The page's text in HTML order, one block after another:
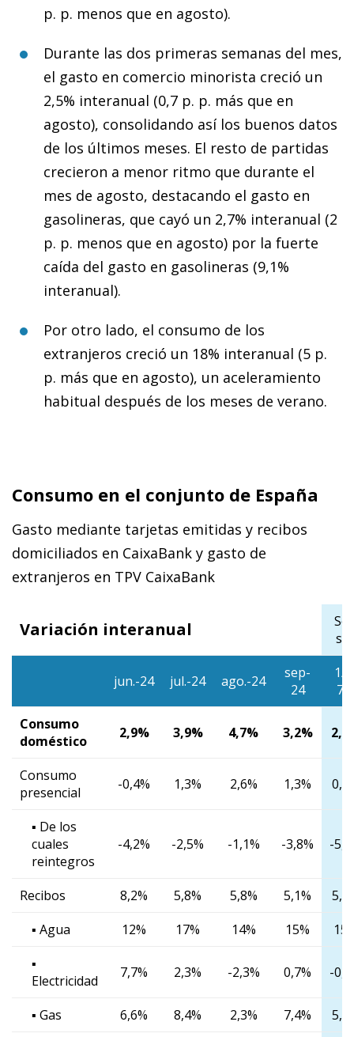
p. p. menos que en agosto).
Durante las dos primeras semanas del mes,
el gasto en comercio minorista creció un
2,5% interanual (0,7 p. p. más que en
agosto), consolidando así los buenos datos
de los últimos meses. El resto de partidas
crecieron a menor ritmo que durante el
mes de agosto, destacando el gasto en
gasolineras, que cayó un 2,7% interanual (2
p. p. menos que en agosto) por la fuerte
caída del gasto en gasolineras (9,1%
interanual).
Por otro lado, el consumo de los
extranjeros creció un 18% interanual (5 p.
p. más que en agosto), un aceleramiento
habitual después de los meses de verano.
Consumo en el conjunto de España
Gasto mediante tarjetas emitidas y recibos
domiciliados en CaixaBank y gasto de
extranjeros en TPV CaixaBank
Variación interanual
jun.-24 jul.-24 ago.-24
sep-
24
1/
7/
Consumo
doméstico
2,9% 3,9% 4,7% 3,2%
Consumo
presencial
-0,4% 1,3% 2,6% 1,3%
▪ De los
cuales
reintegros
-4,2% -2,5% -1,1% -3,8% -
Recibos 8,2% 5,8% 5,8% 5,1%
▪ Agua
12% 17% 14% 15%
▪
Electricidad
7,7% 2,3% -2,3% 0,7% -
▪ Gas 6,6% 8,4% 2,3% 7,4%